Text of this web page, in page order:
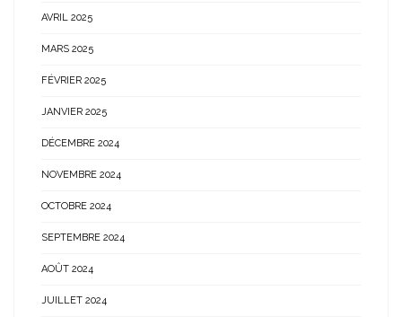
AVRIL 2025
MARS 2025
FÉVRIER 2025
JANVIER 2025
DÉCEMBRE 2024
NOVEMBRE 2024
OCTOBRE 2024
SEPTEMBRE 2024
AOÛT 2024
JUILLET 2024